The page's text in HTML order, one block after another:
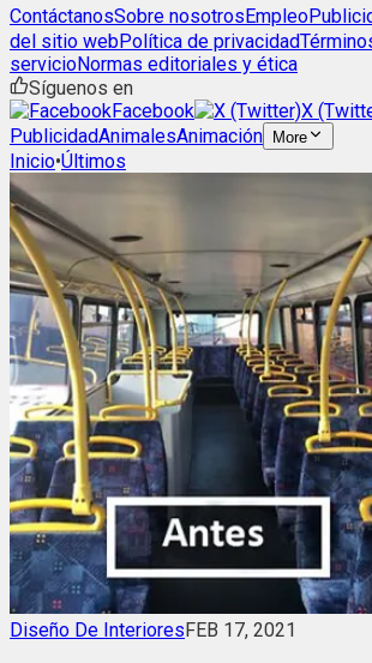
ContáctanosSobre nosotrosEmpleo
del sitio webPolítica de privacidad
servicioNormas editoriales y ética
Síguenos en
Facebook
X
PublicidadAnimalesAnimación More
Inicio•Últimos
Diseño De InterioresFEB 17, 2021